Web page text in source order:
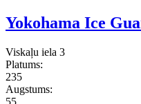
Yokohama Ice
Viskaļu iela 3
Platums:
235
Augstums:
55